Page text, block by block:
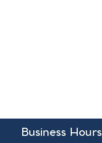
Business Hours